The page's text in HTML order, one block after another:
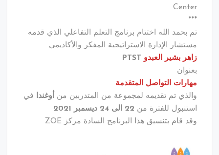
Center
***
تم بحمد الله اختتام برنامج التعلم التفاعلي الذي قدمه
مستشار الإدارة الاستراتيجية المفكر والأكاديمي
زاهر بشير العبدو
بعنوان
مهارات التواصل المتقدمة
والذي تم تقديمه لمجموعة من المتدربين من
أوغندا في
استنبول للفترة من 22 الى 24 ديسمبر 2021
وقد قام بتنسيق هذا البرنامج السادة مركز ZOE